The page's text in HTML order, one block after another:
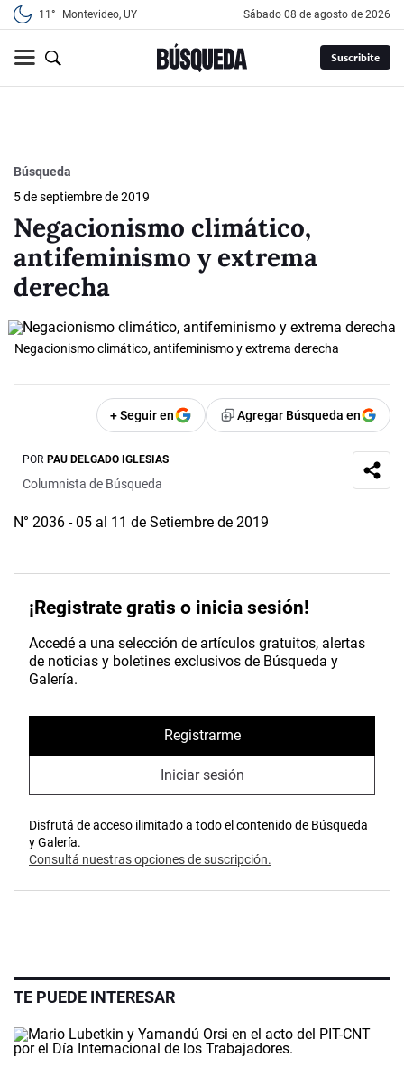
11° Montevideo, UY sábado 08 de agosto de 2026
Suscribite
Búsqueda
5 de septiembre de 2019
Negacionismo climático,
antifeminismo y extrema
derecha
Negacionismo climático, antifeminismo y extrema derecha
+ Seguir en Agregar Búsqueda en
POR PAU DELGADO IGLESIAS
Columnista de Búsqueda
N° 2036 - 05 al 11 de Setiembre de 2019
¡Registrate gratis o inicia sesión!
Accedé a una selección de artículos gratuitos, alertas
de noticias y boletines exclusivos de Búsqueda y
Galería.
Registrarme
Iniciar sesión
Disfrutá de acceso ilimitado a todo el contenido de Búsqueda
y Galería.
Consultá nuestras opciones de suscripción.
TE PUEDE INTERESAR